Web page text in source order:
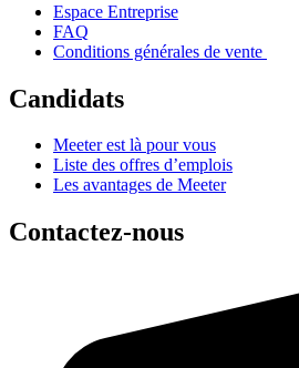
Espace Entreprise
FAQ
Conditions générales de vente
Candidats
Meeter est là pour vous
Liste des offres d’emplois
Les avantages de Meeter
Contactez-nous